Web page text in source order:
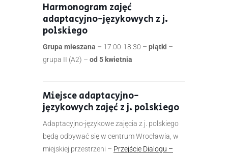
Harmonogram zajęć
adaptacyjno-językowych z j.
polskiego
Grupa mieszana – 17:00-18:30 – piątki –
grupa II (A2) – od 5 kwietnia
Miejsce adaptacyjno-
językowych zajęć z j. polskiego
Adaptacyjno-językowe zajęcia z j. polskiego
będą odbywać się w centrum Wrocławia, w
miejskiej przestrzeni – Przejście Dialogu –